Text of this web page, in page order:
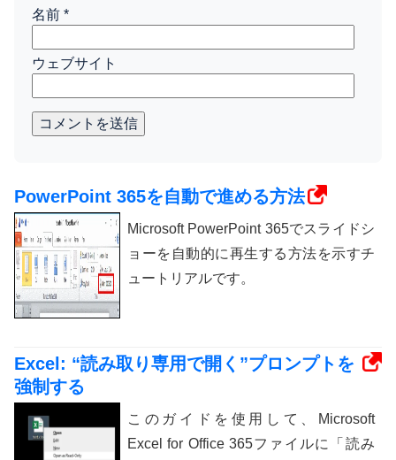
名前 *
ウェブサイト
コメントを送信
PowerPoint 365を自動で進める方法
Microsoft PowerPoint 365でスライドシ
ョーを自動的に再生する方法を示すチ
ュートリアルです。
Excel: “読み取り専用で開く”プロンプトを
強制する
このガイドを使用して、Microsoft
Excel for Office 365ファイルに「読み